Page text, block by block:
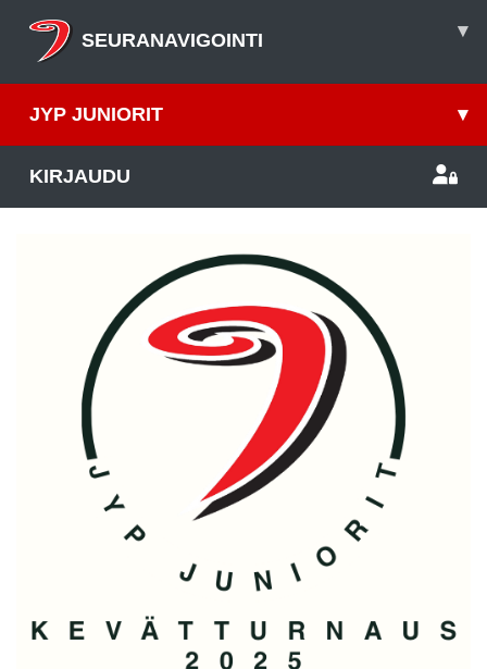
SEURANAVIGOINTI ▾
JYP JUNIORIT ▾
KIRJAUDU